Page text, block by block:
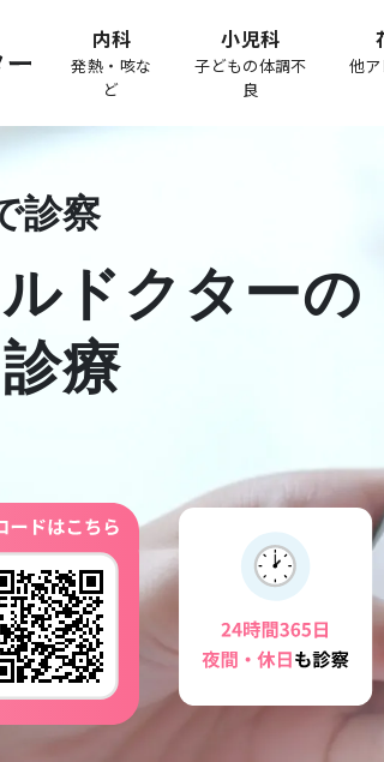
内科
発熱・咳な
ど
小児科
子どもの体調不
良
他
診察
ドクターの
療